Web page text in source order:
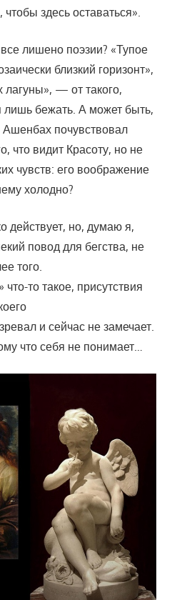
здесь оставаться».
лишено поэзии? «Тупое
близкий горизонт»,
лагуны», — от такого,
лишь бежать. А может быть,
почувствовал
что видит Красоту, но не
чувств: его воображение
холодно?
действует, но, думаю я,
повод для бегства, не
того.
то такое, присутствия
и сейчас не замечает.
что себя не понимает…